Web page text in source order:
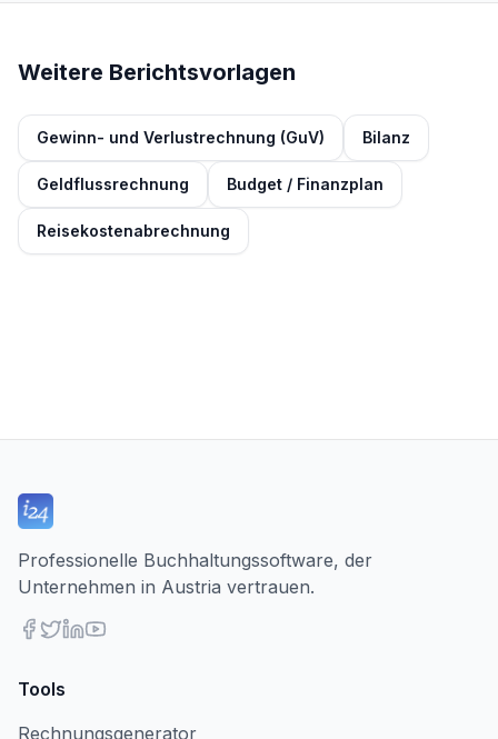
Weitere Berichtsvorlagen
Gewinn- und Verlustrechnung (GuV) Bilanz
Geldflussrechnung Budget / Finanzplan
Reisekostenabrechnung
Professionelle Buchhaltungssoftware, der
Unternehmen in Austria vertrauen.
Tools
Rechnungsgenerator